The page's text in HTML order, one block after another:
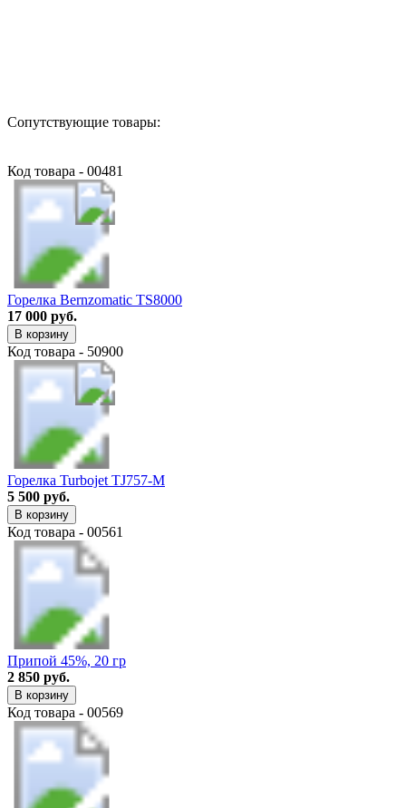
Сопутствующие товары:
Код товара - 00481
Горелка Bernzomatic TS8000
17 000 руб.
В корзину
Код товара - 50900
Горелка Turbojet TJ757-M
5 500 руб.
В корзину
Код товара - 00561
Припой 45%, 20 гр
2 850 руб.
В корзину
Код товара - 00569